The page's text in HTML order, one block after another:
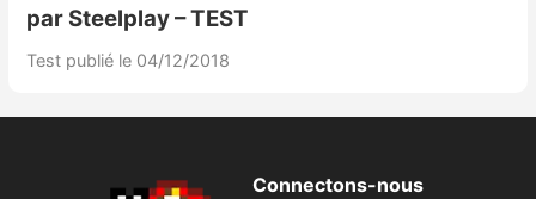
par Steelplay – TEST
Test publié le 04/12/2018
Connectons-nous